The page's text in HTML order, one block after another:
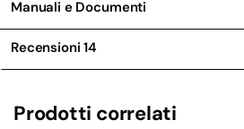
Manuali e Documenti
Recensioni14
Prodotti correlati